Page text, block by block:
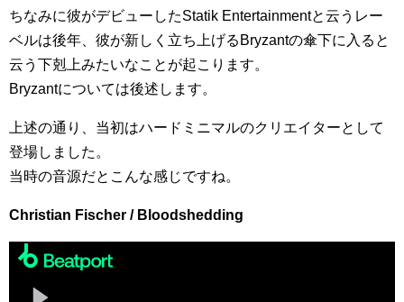
ちなみに彼がデビューしたStatik Entertainmentと云うレー
ベルは後年、彼が新しく立ち上げるBryzantの傘下に入ると
云う下剋上みたいなことが起こります。
Bryzantについては後述します。
上述の通り、当初はハードミニマルのクリエイターとして
登場しました。
当時の音源だとこんな感じですね。
Christian Fischer / Bloodshedding